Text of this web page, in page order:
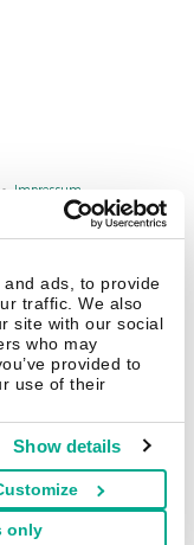
ads, to provide
traffic. We also
site with our social
who may
provided to
use of their
Show details
only
Impressum
Lizenzvereinbarung B2B